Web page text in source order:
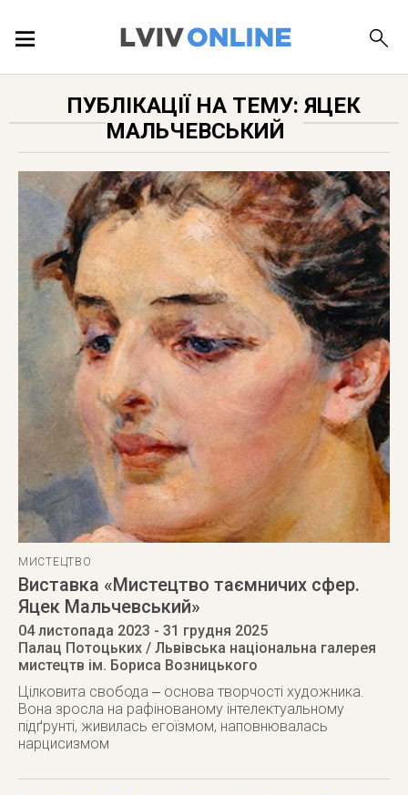
ПУБЛІКАЦІЇ
ДОВІДКА
ПУБЛІКАЦІЇ НА ТЕМУ: ЯЦЕК
МАЛЬЧЕВСЬКИЙ
МИСТЕЦТВО
Виставка «Мистецтво таємничих сфер.
Яцек Мальчевський»
04 листопада 2023 - 31 грудня 2025
Палац Потоцьких / Львівська національна галерея
мистецтв ім. Бориса Возницького
Цілковита свобода ‒ основа творчості художника.
Вона зросла на рафінованому інтелектуальному
підґрунті, живилась егоїзмом, наповнювалась
нарцисизмом